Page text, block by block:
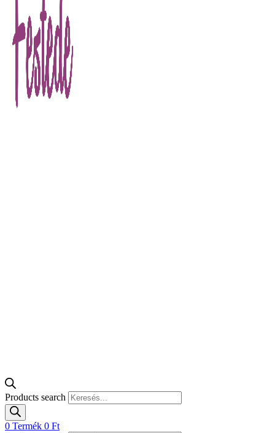
Products search
0 Termék 0 Ft